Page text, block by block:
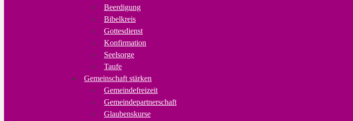
Beerdigung
Bibelkreis
Gottesdienst
Konfirmation
Seelsorge
Taufe
Gemeinschaft stärken
Gemeindefreizeit
Gemeindepartnerschaft
Glaubenskurse